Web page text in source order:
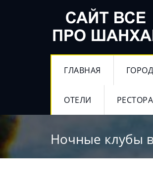
ГЛАВНАЯ ГОРОД
ОТЕЛИ
Ночные клубы